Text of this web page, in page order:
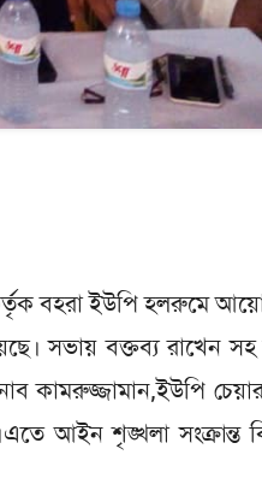
বহরা ইউপি হলরুমে
সভায় বক্তব্য রাখেন সহ
কামরুজ্জামান,ইউপি
আইন শৃঙ্খলা সংক্রান্ত